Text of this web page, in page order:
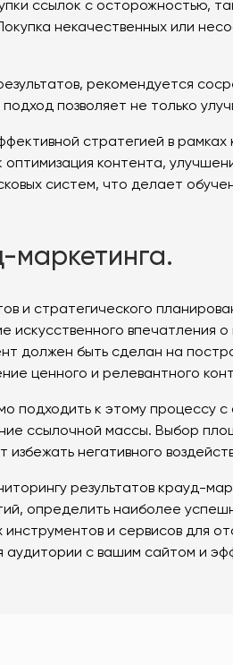
ссылок с осторожностью,
некачественных или
рекомендуется
позволяет не только
стратегией в
контента,
систем, что делает
маркетинга.
и стратегического
впечатления
должен быть сделан на
ценного и релевантного
подходить к этому
ссылочной массы. Выбор
негативного
результатов крауд-
определить наиболее
и сервисов для
аудитории с вашим сайтом и